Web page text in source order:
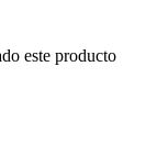
este producto